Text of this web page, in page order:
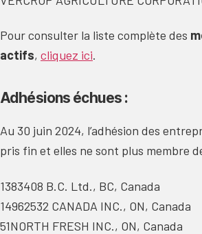
Pour consulter la liste complète des
actifs, cliquez ici.
Adhésions échues :
Au 30 juin 2024, l’adhésion des
pris fin et elles ne sont plus membre
1383408 B.C. Ltd., BC, Canada
14962532 CANADA INC., ON, Canada
51NORTH FRESH INC., ON, Canada